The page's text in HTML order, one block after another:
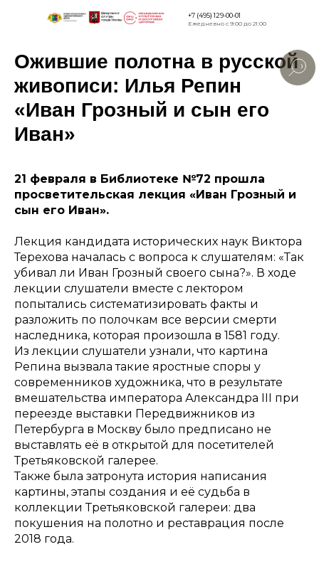
Версия для
+7 (495) 129-00-01
Ежедневно с 9:00 до 21:00
Ожившие полотна в русской
живописи: Илья Репин
«Иван Грозный и сын его
Иван»
21 февраля в Библиотеке №72 прошла
просветительская лекция «Иван Грозный и
сын его Иван».
Лекция кандидата исторических наук Виктора
Терехова началась с вопроса к слушателям: «Так
убивал ли Иван Грозный своего сына?». В ходе
лекции слушатели вместе с лектором
попытались систематизировать факты и
разложить по полочкам все версии смерти
наследника, которая произошла в 1581 году.
Из лекции слушатели узнали, что картина
Репина вызвала такие яростные споры у
современников художника, что в результате
вмешательства императора Александра III при
переезде выставки Передвижников из
Петербурга в Москву было предписано не
выставлять её в открытой для посетителей
Третьяковской галерее.
Также была затронута история написания
картины, этапы создания и её судьба в
коллекции Третьяковской галереи: два
покушения на полотно и реставрация после
2018 года.